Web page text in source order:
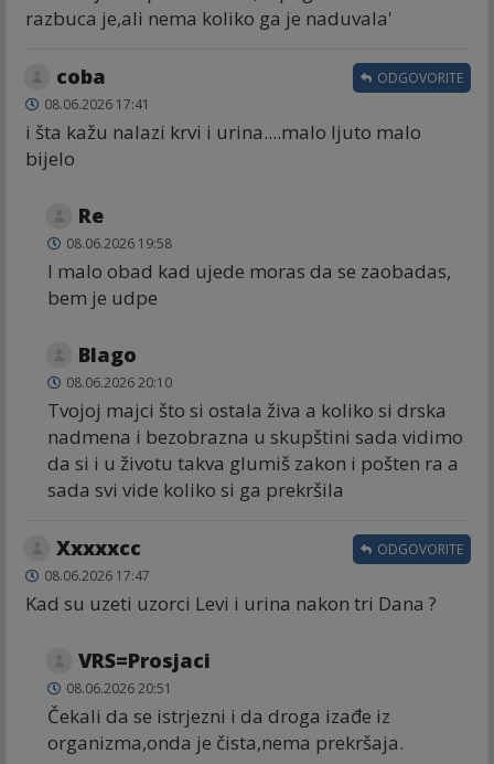
razbuca je,ali nema koliko ga je naduvala'
coba
08.06.2026 17:41
i šta kažu nalazi krvi i urina....malo ljuto malo
bijelo
ODGOVORITE
Re
08.06.2026 19:58
I malo obad kad ujede moras da se zaobadas,
bem je udpe
Blago
08.06.2026 20:10
Tvojoj majci što si ostala živa a koliko si drska
nadmena i bezobrazna u skupštini sada vidimo
da si i u životu takva glumiš zakon i pošten ra a
sada svi vide koliko si ga prekršila
Xxxxxcc
08.06.2026 17:47
Kad su uzeti uzorci Levi i urina nakon tri Dana ?
ODGOVORITE
VRS=Prosjaci
08.06.2026 20:51
Čekali da se istrjezni i da droga izađe iz
organizma,onda je čista,nema prekršaja.